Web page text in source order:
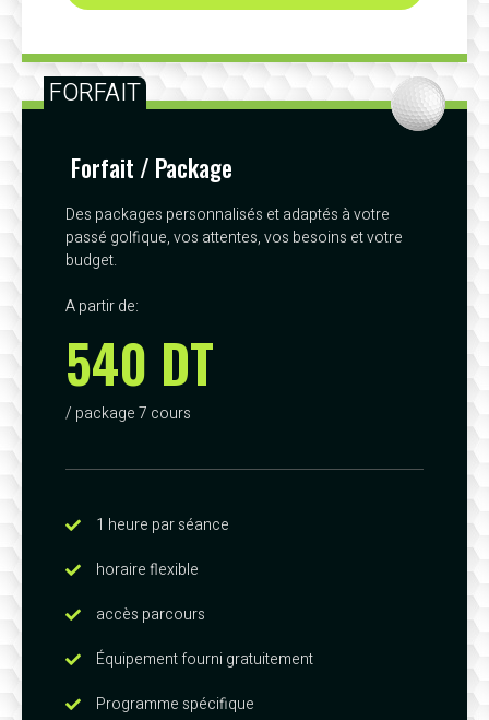
FORFAIT
Forfait / Package
Des packages personnalisés et adaptés à votre
passé golfique, vos attentes, vos besoins et votre
budget.
A partir de:
540 DT
/ package 7 cours
1 heure par séance
horaire flexible
accès parcours
Équipement fourni gratuitement
Programme spécifique